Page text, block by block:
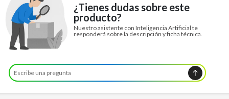
¿Tienes dudas sobre este
producto?
Nuestro asistente con Inteligencia Artificial te
responderá sobre la descripción y ficha técnica.